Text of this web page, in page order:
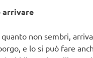
arrivare
non sembri,
e lo si può fare